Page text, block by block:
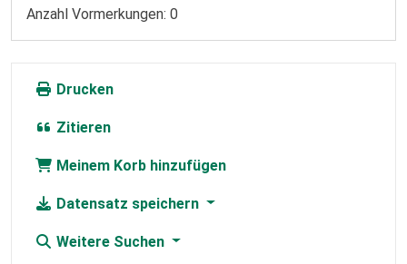
Anzahl Vormerkungen: 0
Drucken
Zitieren
Meinem Korb hinzufügen
Datensatz speichern
Weitere Suchen